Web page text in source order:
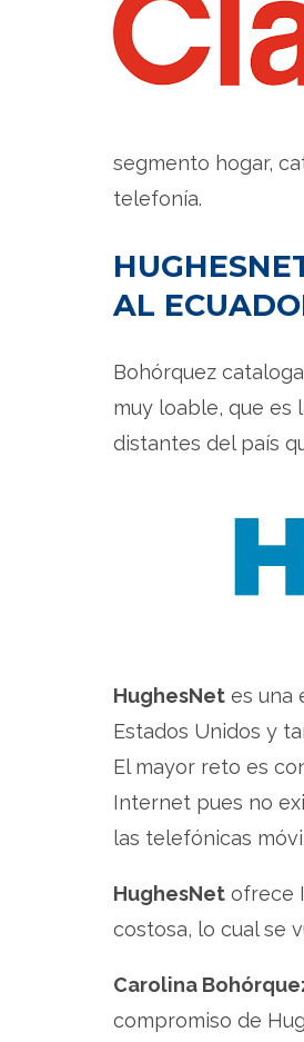
segmento hogar,
telefonía.
AL
Bohórquez
muy loable, que es
distantes del país
HughesNet es una
Estados Unidos y
El mayor reto es
Internet pues no
las telefónicas
HughesNet ofrece
costosa, lo cual se
Carolina
compromiso de